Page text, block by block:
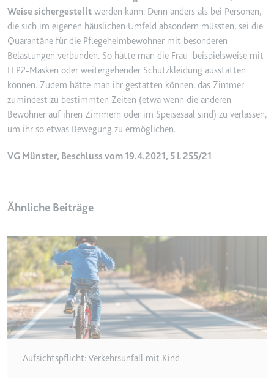
Anbieter:
smartlaw.de
Zweck:
Wird verwendet, um Daten zu
Google Analytics über das Gerät
und das Verhalten des Besuchers
zu senden. Erfasst den Besucher
über Geräte und Marketingkanäle
hinweg.
Ablauf:
2 Jahre
HTTP-Cookie
zu messen, indem Daten über die
Conversion-Rate der Anzeigen der
Website über mehrere Websites
hinweg gesammelt werden.
Ablauf:
3 Monate
Typ:
HTTP-Cookie
_gcl_ls
Ablauf:
Sitzung
Typ:
HTTP-Cookie
Weise sichergestellt werden kann. Denn anders als bei Personen,
die sich im eigenen häuslichen Umfeld absondern müssten, sei die
Quarantäne für die Pflegeheimbewohner mit besonderen
Belastungen verbunden. So hätte man die Frau beispielsweise mit
FFP2-Masken oder weitergehender Schutzkleidung ausstatten
können. Zudem hätte man ihr gestatten können, das Zimmer
zumindest zu bestimmten Zeiten (etwa wenn die anderen
Bewohner auf ihren Zimmern oder im Speisesaal sind) zu verlassen,
um ihr so etwas Bewegung zu ermöglichen.
VG Münster, Beschluss vom 19.4.2021, 5 L 255/21
Ähnliche Beiträge
Aufsichtspflicht: Verkehrsunfall mit Kind